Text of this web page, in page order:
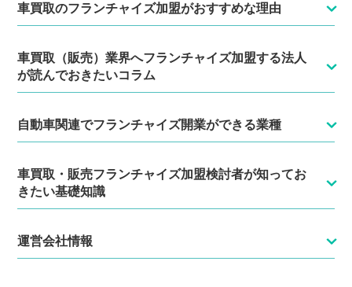
車買取のフランチャイズ加盟がおすすめな理由
車買取（販売）業界へフランチャイズ加盟する法人
が読んでおきたいコラム
自動車関連でフランチャイズ開業ができる業種
車買取・販売フランチャイズ加盟検討者が知ってお
きたい基礎知識
運営会社情報